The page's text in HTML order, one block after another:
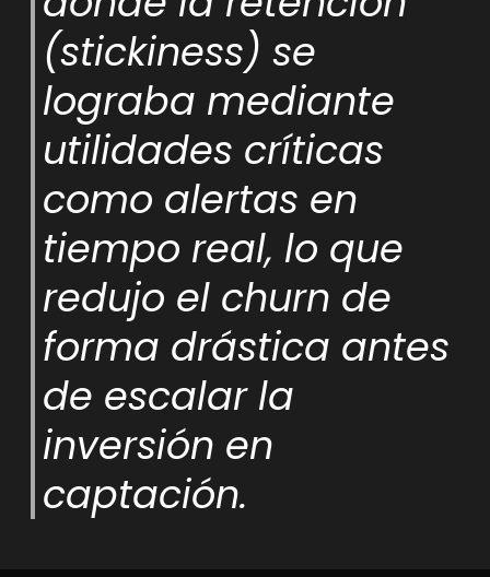
(stickiness) se
lograba mediante
utilidades críticas
como alertas en
tiempo real, lo que
redujo el churn de
forma drástica antes
de escalar la
inversión en
captación.